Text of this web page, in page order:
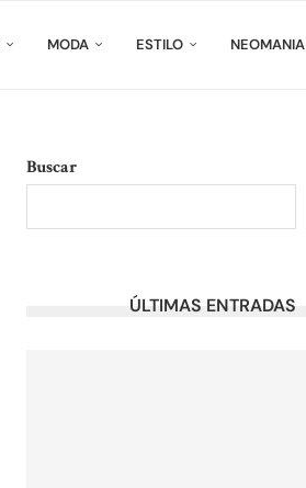
MODA ESTILO NEOMANIA
Buscar
ÚLTIMAS ENTRADAS